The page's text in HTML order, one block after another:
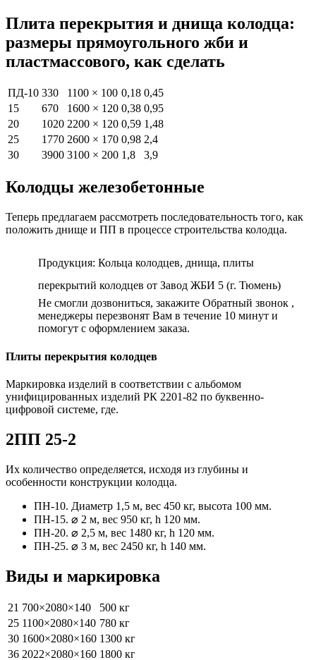
Плита перекрытия и днища колодца:
размеры прямоугольного жби и
пластмассового, как сделать
ПД-10 330 1100 × 100 0,18 0,45
15
670 1600 × 120 0,38 0,95
20
1020 2200 × 120 0,59 1,48
25
1770 2600 × 170 0,98 2,4
30
3900 3100 × 200 1,8 3,9
Колодцы железобетонные
Теперь предлагаем рассмотреть последовательность того, как
положить днище и ПП в процессе строительства колодца.
Продукция: Кольца колодцев, днища, плиты
перекрытий колодцев от Завод ЖБИ 5 (г. Тюмень)
Не смогли дозвониться, закажите Обратный звонок ,
менеджеры перезвонят Вам в течение 10 минут и
помогут с оформлением заказа.
Плиты перекрытия колодцев
Маркировка изделий в соответствии с альбомом
унифицированных изделий РК 2201-82 по буквенно-
цифровой системе, где.
2ПП 25-2
Их количество определяется, исходя из глубины и
особенности конструкции колодца.
ПН-10. Диаметр 1,5 м, вес 450 кг, высота 100 мм.
ПН-15. ⌀ 2 м, вес 950 кг, h 120 мм.
ПН-20. ⌀ 2,5 м, вес 1480 кг, h 120 мм.
ПН-25. ⌀ 3 м, вес 2450 кг, h 140 мм.
Виды и маркировка
21 700×2080×140
500 кг
25 1100×2080×140 780 кг
30 1600×2080×160 1300 кг
36 2022×2080×160 1800 кг